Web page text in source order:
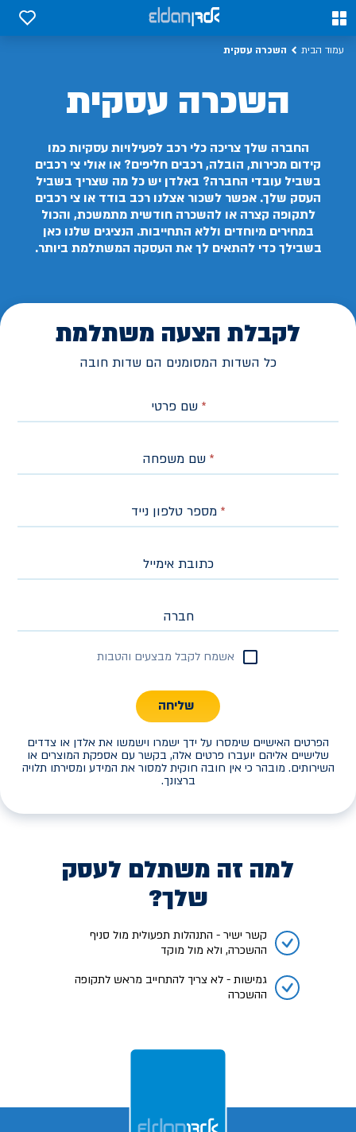
0
0
עמוד הבית השכרה עסקית
השכרה עסקית
החברה שלך צריכה כלי רכב לפעילויות עסקיות כמו
קידום מכירות, הובלה, רכבים חליפים? או אולי צי רכבים
בשביל עובדי החברה? באלדן יש כל מה שצריך בשביל
העסק שלך. אפשר לשכור אצלנו רכב בודד או צי רכבים
לתקופה קצרה או להשכרה חודשית מתמשכת, והכול
במחירים מיוחדים וללא התחייבות. הנציגים שלנו כאן
בשבילך כדי להתאים לך את העסקה המשתלמת ביותר.
לקבלת הצעה משתלמת
כל השדות המסומנים הם שדות חובה
שם פרטי *
שם משפחה *
מספר טלפון נייד *
כתובת אימייל
חברה
אשמח לקבל מבצעים והטבות
שליחה
הפרטים האישיים שימסרו על ידך ישמרו וישמשו את אלדן או צדדים
שלישיים אליהם יועברו פרטים אלה, בקשר עם אספקת המוצרים או
השירותים. מובהר כי אין חובה חוקית למסור את המידע ומסירתו תלויה
ברצונך.
למה זה משתלם לעסק
שלך?
קשר ישיר - התנהלות תפעולית מול סניף
ההשכרה, ולא מול מוקד
גמישות - לא צריך להתחייב מראש לתקופה
ההשכרה